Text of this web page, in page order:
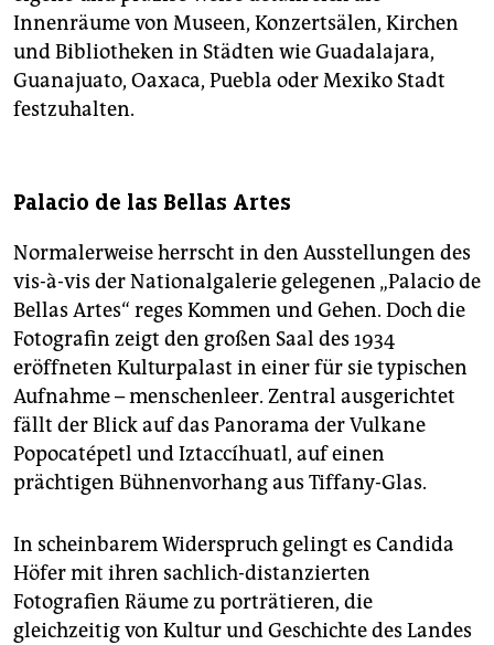
Innenräume von Museen, Konzertsälen, Kirchen
und Bibliotheken in Städten wie Guadalajara,
Guanajuato, Oaxaca, Puebla oder Mexiko Stadt
festzuhalten.
Palacio de las Bellas Artes
Normalerweise herrscht in den Ausstellungen des
vis-à-vis der Nationalgalerie gelegenen „Palacio de
Bellas Artes“ reges Kommen und Gehen. Doch die
Fotografin zeigt den großen Saal des 1934
eröffneten Kulturpalast in einer für sie typischen
Aufnahme – menschenleer. Zentral ausgerichtet
fällt der Blick auf das Panorama der Vulkane
Popocatépetl und Iztaccíhuatl, auf einen
prächtigen Bühnenvorhang aus Tiffany-Glas.
In scheinbarem Widerspruch gelingt es Candida
Höfer mit ihren sachlich-distanzierten
Fotografien Räume zu porträtieren, die
gleichzeitig von Kultur und Geschichte des Landes